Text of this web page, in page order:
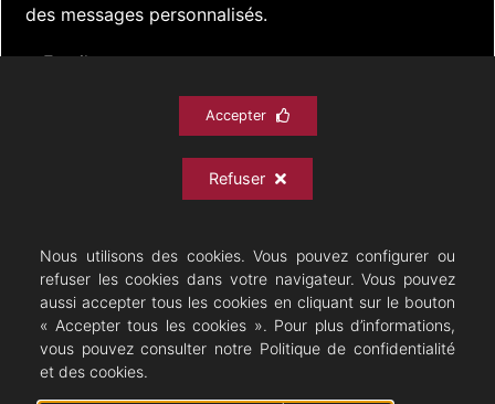
des messages personnalisés.
S'inscrire
SPECTACLESDOCUMENTATION
Nous utilisons des cookies. Vous pouvez configurer ou
refuser les cookies dans votre navigateur. Vous pouvez
aussi accepter tous les cookies en cliquant sur le bouton
« Accepter tous les cookies ». Pour plus d’informations,
vous pouvez consulter notre Politique de confidentialité
et des cookies.
Accepter
Refuser